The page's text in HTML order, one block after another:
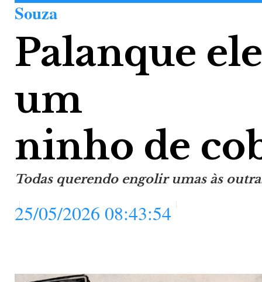
Souza
Palanque
um
ninho de
Todas querendo engolir umas às
25/05/2026 08:43:54